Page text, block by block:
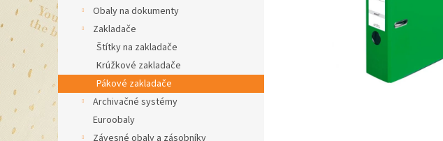
Obaly na dokumenty
Zakladače
Štítky na zakladače
Krúžkové zakladače
Pákové zakladače
Archivačné systémy
Euroobaly
Závesné obaly a zásobníky